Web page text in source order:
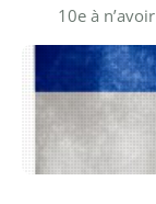
10e à